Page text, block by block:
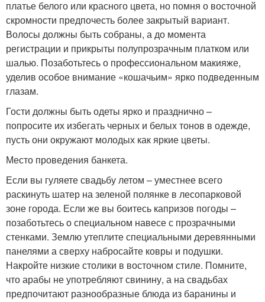
платье белого или красного цвета, но помня о восточной
скромности предпочесть более закрытый вариант.
Волосы должны быть собраны, а до момента
регистрации и прикрыты полупрозрачным платком или
шалью. Позаботьтесь о профессиональном макияже,
уделив особое внимание «кошачьим» ярко подведенным
глазам.
Гости должны быть одеты ярко и празднично –
попросите их избегать черных и белых тонов в одежде,
пусть они окружают молодых как яркие цветы.
Место проведения банкета.
Если вы гуляете свадьбу летом – уместнее всего
раскинуть шатер на зеленой полянке в лесопарковой
зоне города. Если же вы боитесь капризов погоды –
позаботьтесь о специальном навесе с прозрачными
стенками. Землю утеплите специальными деревянными
панелями а сверху набросайте ковры и подушки.
Накройте низкие столики в восточном стиле. Помните,
что арабы не употребляют свинину, а на свадьбах
предпочитают разнообразные блюда из баранины и